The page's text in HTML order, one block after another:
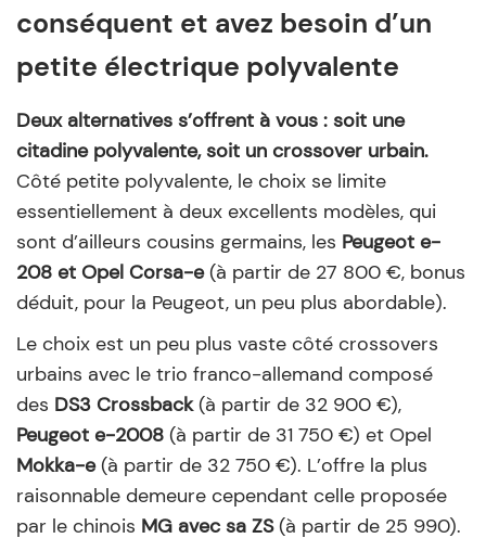
conséquent et avez besoin d’un
petite électrique polyvalente
Deux alternatives s’offrent à vous : soit une
citadine polyvalente, soit un crossover urbain.
Côté petite polyvalente, le choix se limite
essentiellement à deux excellents modèles, qui
sont d’ailleurs cousins germains, les Peugeot e-
208 et Opel Corsa-e(à partir de 27 800 €, bonus
déduit, pour la Peugeot, un peu plus abordable).
Le choix est un peu plus vaste côté crossovers
urbains avec le trio franco-allemand composé
des DS3 Crossback(à partir de 32 900 €),
Peugeot e-2008 (à partir de 31 750 €) et Opel
Mokka-e(à partir de 32 750 €). L’offre la plus
raisonnable demeure cependant celle proposée
par le chinois MG avec sa ZS(à partir de 25 990).